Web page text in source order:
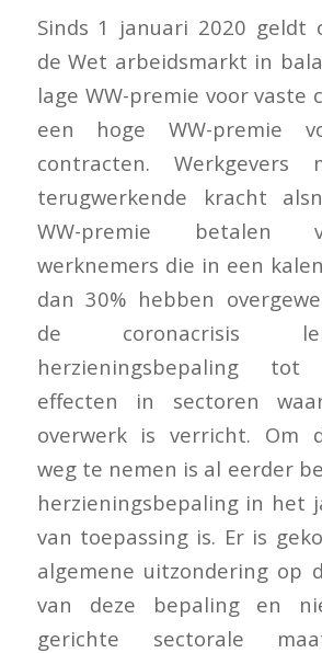
Sinds 1 januari 2020 geldt
de Wet arbeidsmarkt in
lage WW-premie voor vaste
een hoge WW-premie
contracten. Werkgevers
terugwerkende kracht
WW-premie betalen
werknemers die in een
dan 30% hebben
de coronacrisis
herzieningsbepaling tot
effecten in sectoren
overwerk is verricht. Om
weg te nemen is al eerder
herzieningsbepaling in het
van toepassing is. Er is
algemene uitzondering op
van deze bepaling en
gerichte sectorale